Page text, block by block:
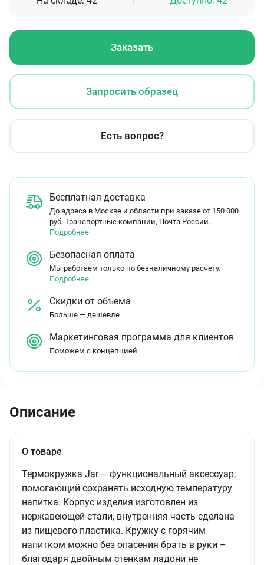
Заказать
Запросить образец
Есть вопрос?
Бесплатная доставка
До адреса в Москве и области при заказе от 150 000
руб. Транспортные компании, Почта России.
Подробнее
Безопасная оплата
Мы работаем только по безналичному расчету.
Подробнее
Скидки от объема
Больше — дешевле
Маркетинговая программа для клиентов
Поможем с концепцией
Описание
О товаре
Термокружка Jar – функциональный аксессуар,
помогающий сохранять исходную температуру
напитка. Корпус изделия изготовлен из
нержавеющей стали, внутренняя часть сделана
из пищевого пластика. Кружку с горячим
напитком можно без опасения брать в руки –
благодаря двойным стенкам ладони не